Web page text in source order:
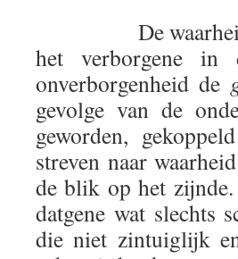
De waarheid
het verborgene
onverborgenheid de
gevolge van de
geworden,
streven naar
de blik op het zijnde.
datgene wat slechts
die niet zintuiglijk